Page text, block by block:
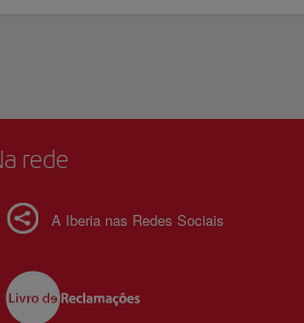
rede
A Iberia nas Redes Sociais